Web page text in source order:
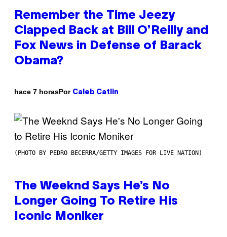
Remember the Time Jeezy
Clapped Back at Bill O’Reilly and
Fox News in Defense of Barack
Obama?
hace 7 horasPor Caleb Catlin
(PHOTO BY PEDRO BECERRA/GETTY IMAGES FOR LIVE NATION)
The Weeknd Says He’s No
Longer Going To Retire His
Iconic Moniker